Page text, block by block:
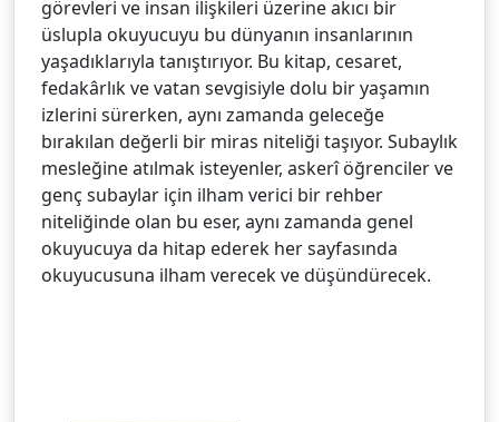
görevleri ve insan ilişkileri üzerine akıcı bir
üslupla okuyucuyu bu dünyanın insanlarının
yaşadıklarıyla tanıştırıyor. Bu kitap, cesaret,
fedakârlık ve vatan sevgisiyle dolu bir yaşamın
izlerini sürerken, aynı zamanda geleceğe
bırakılan değerli bir miras niteliği taşıyor. Subaylık
mesleğine atılmak isteyenler, askerî öğrenciler ve
genç subaylar için ilham verici bir rehber
niteliğinde olan bu eser, aynı zamanda genel
okuyucuya da hitap ederek her sayfasında
okuyucusuna ilham verecek ve düşündürecek.